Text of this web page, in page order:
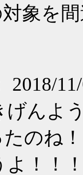
象を
2018/
げんよ
のね
よ！！